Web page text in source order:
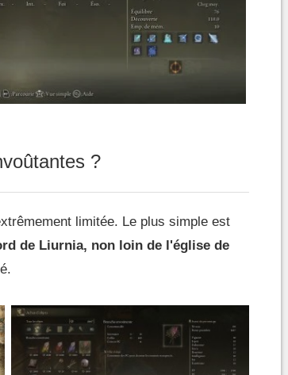
?
limitée. Le plus simple est
de Liurnia, non loin de l'église de